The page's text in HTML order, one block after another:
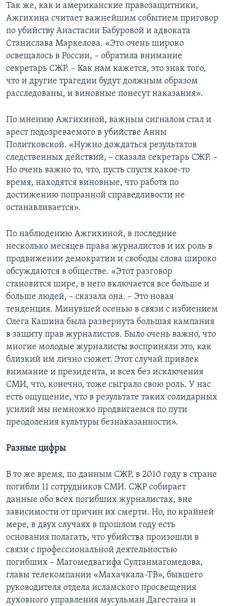
Так же, как и американские правозащитники,
Ажгихина считает важнейшим событием приговор
по убийству Анастасии Бабуровой и адвоката
Станислава Маркелова. «Это очень широко
освещалось в России, – обратила внимание
секретарь СЖР. – Как нам кажется, это знак того,
что и другие трагедии будут должным образом
расследованы, и виновные понесут наказания».
По мнению Ажгихиной, важным сигналом стал и
арест подозреваемого в убийстве Анны
Политковской. «Нужно дождаться результатов
следственных действий, – сказала секретарь СЖР. –
Но очень важно то, что, пусть спустя какое-то
время, находятся виновные, что работа по
достижению попранной справедливости не
останавливается».
По наблюдению Ажгихиной, в последние
несколько месяцев права журналистов и их роль в
продвижении демократии и свободы слова широко
обсуждаются в обществе. «Этот разговор
становится шире, в него включается все больше и
больше людей, – сказала она. – Это новая
тенденция. Минувшей осенью в связи с избиением
Олега Кашина была развернута большая кампания
в защиту прав журналистов. Было очень важно, что
многие молодые журналисты восприняли это, как
близкий им лично сюжет. Этот случай привлек
внимание и президента, и всех без исключения
СМИ, что, конечно, тоже сыграло свою роль. У нас
есть ощущение, что в результате таких солидарных
усилий мы немножко продвигаемся по пути
преодоления культуры безнаказанности».
Разные цифры
В то же время, по данным СЖР, в 2010 году в стране
погибли 11 сотрудников СМИ. СЖР собирает
данные обо всех погибших журналистах, вне
зависимости от причин их смерти. Но, по крайней
мере, в двух случаях в прошлом году есть
основания полагать, что убийства произошли в
связи с профессиональной деятельностью
погибших – Магомедвагифа Султанмагомедова,
главы телекомпании «Махачкала-ТВ», бывшего
руководителя отдела исламского просвещения
духовного управления мусульман Дагестана и